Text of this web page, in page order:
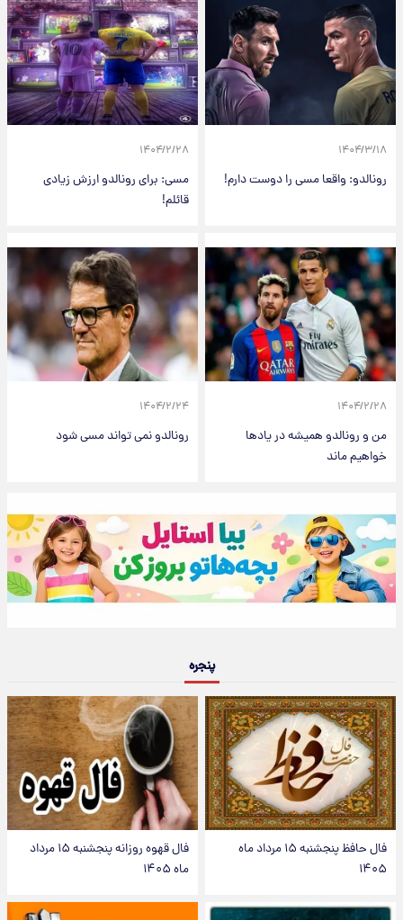
۱۴۰۴/۳/۱۸
رونالدو: واقعا مسی را دوست دارم!
۱۴۰۴/۲/۲۸
مسی: برای رونالدو ارزش زیادی
قائلم!
۱۴۰۴/۲/۲۸
من و رونالدو همیشه در یادها
خواهیم ماند
۱۴۰۴/۲/۲۴
رونالدو نمی تواند مسی شود
پنجره
فال حافظ پنجشنبه ۱۵ مرداد ماه
۱۴۰۵
فال قهوه روزانه پنجشنبه ۱۵ مرداد
ماه ۱۴۰۵